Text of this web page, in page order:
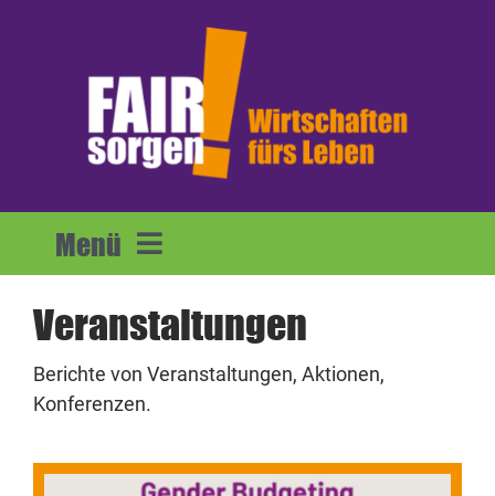
Menü
Home
Forderungen
Mitmachen
Veranstaltungen
Berichte von Veranstaltungen, Aktionen,
Konferenzen.